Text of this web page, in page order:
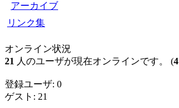
アーカイブ
リンク集
オンライン状況
21 人のユーザが現在オンラインです。 (4
登録ユーザ: 0
ゲスト: 21